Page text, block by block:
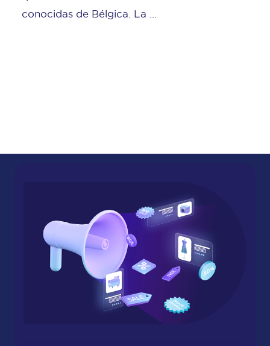
showroomprive.com abre una